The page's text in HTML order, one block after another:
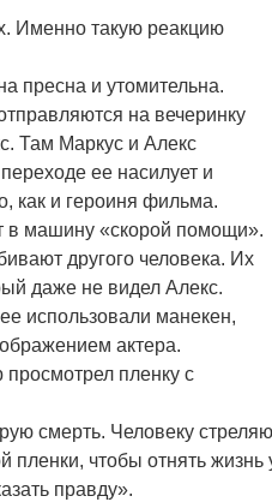
Именно такую реакцию
пресна и утомительна.
на вечеринку
Там Маркус и Алекс
ее насилует и
как и героиня фильма.
в машину «скорой помощи».
другого человека. Их
даже не видел Алекс.
использовали манекен,
актера.
пленку с
смерть. Человеку
пленки, чтобы отнять жизнь
правду».